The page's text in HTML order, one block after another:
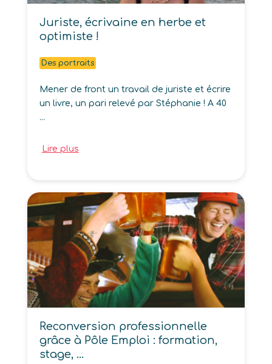
Juriste, écrivaine en herbe et
optimiste !
Des portraits
Mener de front un travail de juriste et écrire
un livre, un pari relevé par Stéphanie ! A 40
...
Lire plus
Reconversion professionnelle
grâce à Pôle Emploi : formation,
stage, …